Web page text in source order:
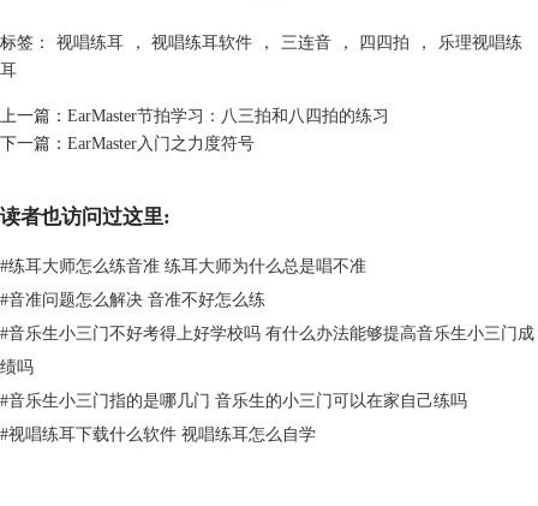
标签： 视唱练耳 ， 视唱练耳软件 ， 三连音 ， 四四拍 ，
乐理视唱练
耳
上一篇： EarMaster节拍学习：八三拍和八四拍的练习
下一篇： EarMaster入门之力度符号
读者也访问过这里:
#练耳大师怎么练音准 练耳大师为什么总是唱不准
#音准问题怎么解决 音准不好怎么练
#音乐生小三门不好考得上好学校吗 有什么办法能够提高音乐生小三门成
绩吗
#音乐生小三门指的是哪几门 音乐生的小三门可以在家自己练吗
#视唱练耳下载什么软件 视唱练耳怎么自学